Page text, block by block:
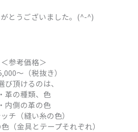
とうございました。(^-^)
＜参考価格＞
～（税抜き）
び頂けるのは、
・革の種類、色
・内側の革の色
チ（縫い糸の色）
（金具とテープそれぞれ）